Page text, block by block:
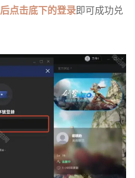
后点击底下的登录即可成功兑